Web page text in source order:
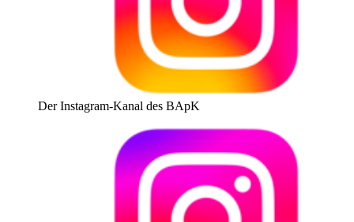
Der Instagram-Kanal des BApK